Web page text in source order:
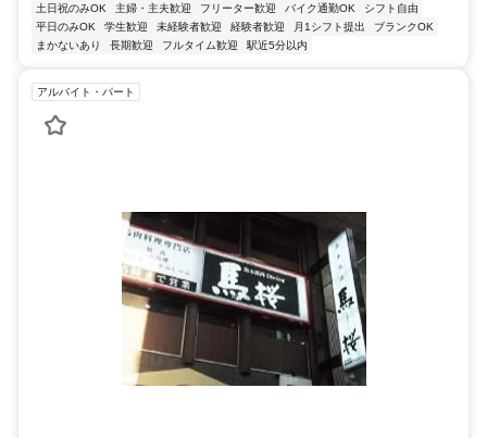
土日祝のみOK
主婦・主夫歓迎 フリーター歓迎 バイク通勤OK
シフト自由
平日のみOK
学生歓迎 未経験者歓迎 経験者歓迎 月1シフト提出
ブランクOK
まかないあり
長期歓迎 フルタイム歓迎 駅近5分以内
アルバイト・パート